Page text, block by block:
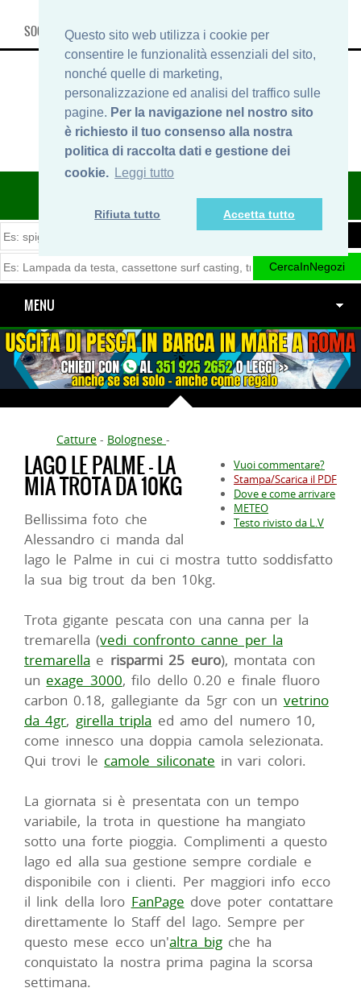
Questo sito web utilizza i cookie per
consentire le funzionalità essenziali del sito,
nonché quelle di marketing,
personalizzazione ed analisi del traffico sulle
pagine. Per la navigazione nel nostro sito
è richiesto il tuo consenso alla nostra
politica di raccolta dati e gestione dei
cookie. Leggi tutto
Rifiuta tutto Accetta tutto
SOCIAL, INFO & SHOP
ITINERARIDIPESCA.IT
MENU
Catture - Bolognese -
Vuoi commentare?
Stampa/Scarica il PDF
Dove e come arrivare
METEO
Testo rivisto da L.V
LAGO LE PALME - LA
MIA TROTA DA 10KG
Bellissima foto che
Alessandro ci manda dal
lago le Palme in cui ci mostra tutto soddisfatto
la sua big trout da ben 10kg.
Trota gigante pescata con una canna per la
tremarella (vedi confronto canne per la
tremarella e risparmi 25 euro), montata con
un exage 3000, filo dello 0.20 e finale fluoro
carbon 0.18, gallegiante da 5gr con un vetrino
da 4gr, girella tripla ed amo del numero 10,
come innesco una doppia camola selezionata.
Qui trovi le camole siliconate in vari colori.
La giornata si è presentata con un tempo
variabile, la trota in questione ha mangiato
sotto una forte pioggia. Complimenti a questo
lago ed alla sua gestione sempre cordiale e
disponibile con i clienti. Per maggiori info ecco
il link della loro FanPage dove poter contattare
direttamente lo Staff del lago. Sempre per
questo mese ecco un'altra bigche ha
conquistato la nostra prima pagina la scorsa
settimana.